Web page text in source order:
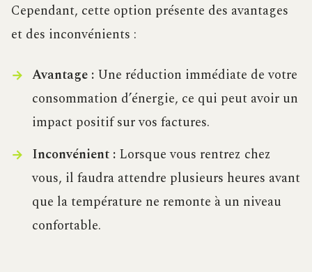
Cependant, cette option présente des avantages
et des inconvénients :
Avantage :Une réduction immédiate de votre
consommation d’énergie, ce qui peut avoir un
impact positif sur vos factures.
Inconvénient :Lorsque vous rentrez chez
vous, il faudra attendre plusieurs heures avant
que la température ne remonte à un niveau
confortable.